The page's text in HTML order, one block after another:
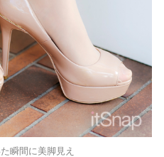
瞬間に美脚見え